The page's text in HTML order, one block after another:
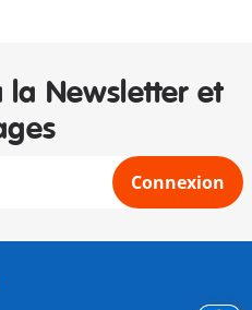
Newsletter et
Connexion